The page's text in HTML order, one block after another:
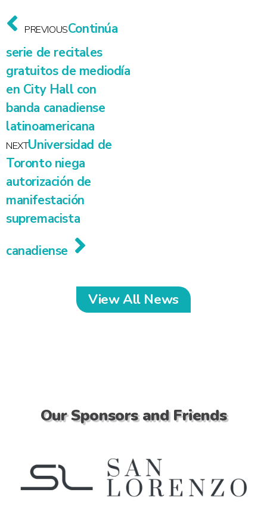
PREVIOUSContinúa
serie de recitales
gratuitos de mediodía
en City Hall con
banda canadiense
latinoamericana
NEXTUniversidad de
Toronto niega
autorización de
manifestación
supremacista
canadiense
View All News
Our Sponsors and Friends